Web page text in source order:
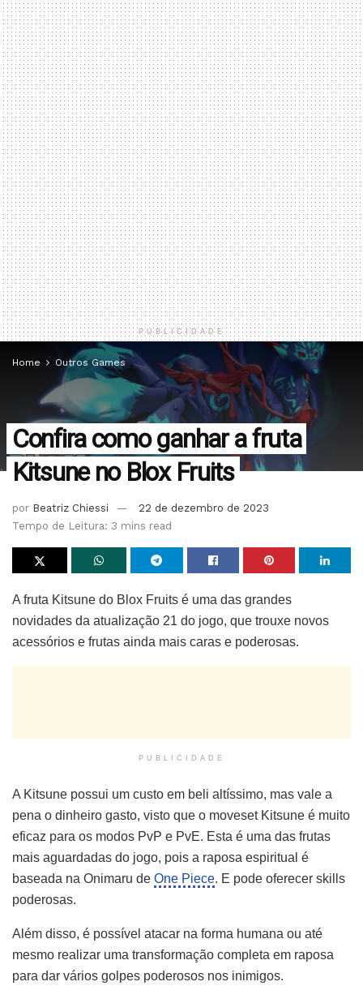
PUBLICIDADE
Home Outros Games
Confira como ganhar a fruta
Kitsune no Blox Fruits
por Beatriz Chiessi
22 de dezembro de 2023
Tempo de Leitura: 3 mins read
A fruta Kitsune do Blox Fruits é uma das grandes
novidades da atualização 21 do jogo, que trouxe novos
acessórios e frutas ainda mais caras e poderosas.
PUBLICIDADE
A Kitsune possui um custo em beli altíssimo, mas vale a
pena o dinheiro gasto, visto que o moveset Kitsune é muito
eficaz para os modos PvP e PvE. Esta é uma das frutas
mais aguardadas do jogo, pois a raposa espiritual é
baseada na Onimaru de One Piece. E pode oferecer skills
poderosas.
Além disso, é possível atacar na forma humana ou até
mesmo realizar uma transformação completa em raposa
para dar vários golpes poderosos nos inimigos.